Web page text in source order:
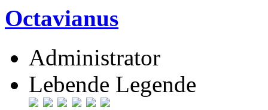
Octavianus
Administrator
Lebende Legende